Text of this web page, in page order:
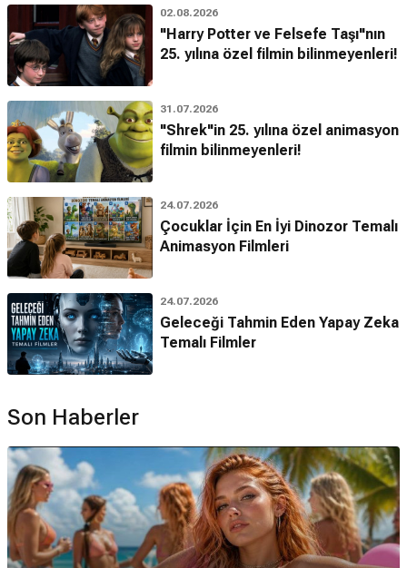
02.08.2026
"Harry Potter ve Felsefe Taşı"nın
25. yılına özel filmin bilinmeyenleri!
31.07.2026
"Shrek"in 25. yılına özel animasyon
filmin bilinmeyenleri!
24.07.2026
Çocuklar İçin En İyi Dinozor Temalı
Animasyon Filmleri
24.07.2026
Geleceği Tahmin Eden Yapay Zeka
Temalı Filmler
Son Haberler